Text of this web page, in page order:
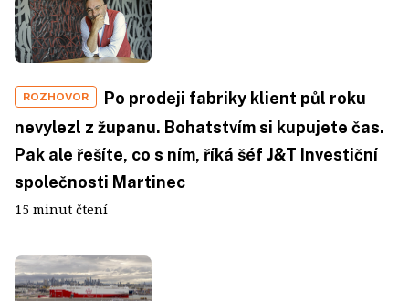
ROZHOVOR
Po prodeji fabriky klient půl roku
nevylezl z županu. Bohatstvím si kupujete čas.
Pak ale řešíte, co s ním, říká šéf J&T Investiční
společnosti Martinec
15 minut čtení